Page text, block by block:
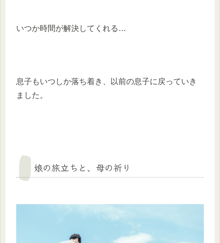
いつか時間が解決してくれる…
息子もいつしか落ち着き、以前の息子に戻っていき
ました。
娘の旅立ちと、母の祈り